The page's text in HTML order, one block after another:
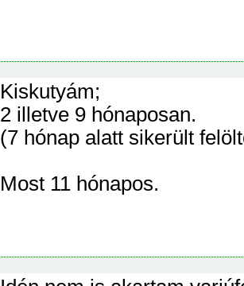
Kiskutyám;
2 illetve 9 hónaposan.
(7 hónap alatt sikerült
Most 11 hónapos.